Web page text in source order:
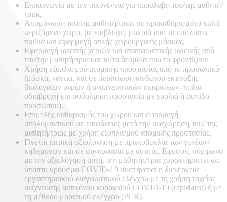
Επικοινωνία με την οικογένεια για παραλαβή του/της μαθητή/
τριας.
Απομόνωση του/της μαθητή/τριας σε προκαθορισμένο καλά
αεριζόμενο χώρο, με επίβλεψη, μακριά από τα υπόλοιπα
παιδιά και εφαρμογή απλής χειρουργικής μάσκας.
Εφαρμογή υγιεινής χεριών και αναπνευστικής υγιεινής από
τον/την μαθητή/τρια και το/τα άτομο/α που το φροντίζουν.
Χρήση εξοπλισμού ατομικής προστασίας από το προσωπικό
(μάσκα, γάντια, και σε περίπτωση κινδύνου εκτίναξης
βιολογικών υγρών ή αναπνευστικών εκκρίσεων- ποδιά
αδιάβροχη και οφθαλμική προστασία με γυαλιά ή ασπίδα
προσώπου).
Επιμελής καθαρισμός του χώρου και εφαρμογή
απολυμαντικού σε επιφάνειες μετά την αναχώρηση του/ της
μαθητή/τριας με χρήση εξοπλισμού ατομικής προστασίας.
Γίνεται ιατρική αξιολόγηση με πρωτοβουλία των γονέων/
κηδεμόνων και σε συνεργασία με αυτούς. Εφόσον, σύμφωνα
με την αξιολόγηση αυτή, ο/η μαθητής/τρια χαρακτηριστεί ως
ύποπτο κρούσμα COVID-19 συστήνεται η διενέργεια
εργαστηριακού διαγνωστικού ελέγχου με τη χρήση ταχείας
ανίχνευσης αντιγόνου κορονοϊoύ COVID-19 (rapid-test) ή με
τη μέθοδο μοριακού ελέγχου (PCR).